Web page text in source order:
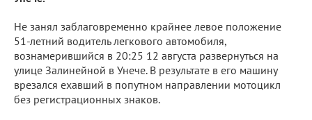
Не занял заблаговременно крайнее левое положение
51-летний водитель легкового автомобиля,
вознамерившийся в 20:25 12 августа развернуться на
улице Залинейной в Унече. В результате в его машину
врезался ехавший в попутном направлении мотоцикл
без регистрационных знаков.